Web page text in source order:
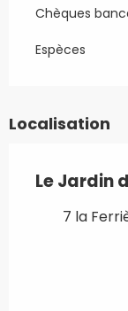
Chèques
Espèces
Localisation
Le Jardin
7 la